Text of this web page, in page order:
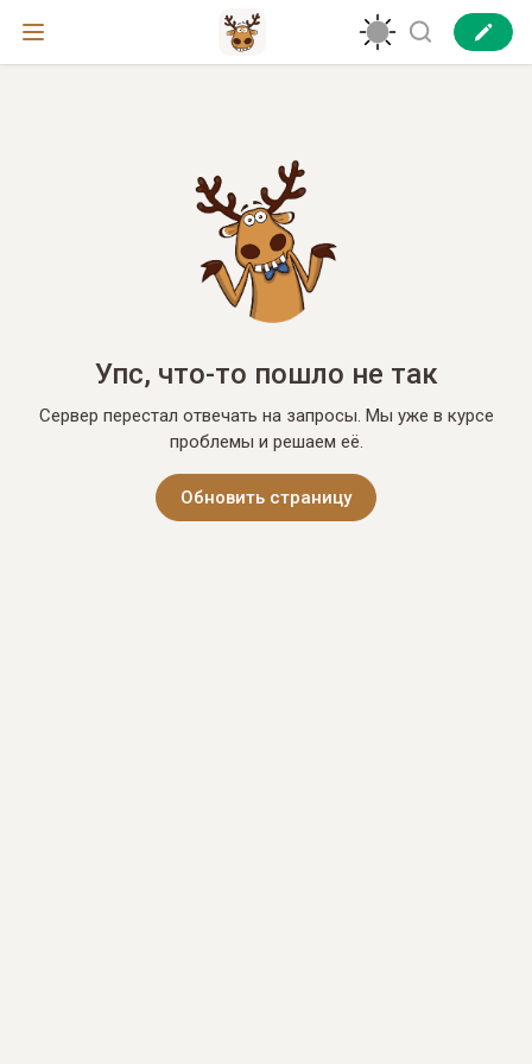
Упс, что-то пошло не так
Сервер перестал отвечать на запросы. Мы уже в курсе
проблемы и решаем её.
Обновить страницу